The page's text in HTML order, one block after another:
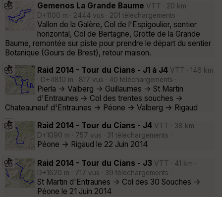
Gemenos La Grande Baume VTT · 20 km ·
D+1100 m · 2444 vus · 201 téléchargements ·
Vallon de la Galère, Col de l'Espigoulier, sentier
horizontal, Col de Bertagne, Grotte de la Grande
Baume, remontée sur piste pour prendre le départ du sentier
Botanique (Gours de Brest), retour maison.
Raid 2014 - Tour du Cians - J1 à J4 VTT · 146 km
· D+4810 m · 817 vus · 40 téléchargements ·
Pierla -> Valberg -> Guillaumes -> St Martin
d'Entraunes -> Col des trentes souches ->
Chateauneuf d'Entraunes -> Péone -> Valberg -> Rigaud
Raid 2014 - Tour du Cians - J4 VTT · 38 km ·
D+1090 m · 757 vus · 31 téléchargements ·
Péone -> Rigaud le 22 Juin 2014
Raid 2014 - Tour du Cians - J3 VTT · 41 km ·
D+1620 m · 717 vus · 39 téléchargements ·
St Martin d'Entraunes -> Col des 30 Souches ->
Péone le 21 Juin 2014